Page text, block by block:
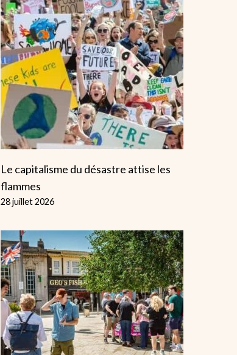
Le capitalisme du désastre attise les
flammes
28 juillet 2026